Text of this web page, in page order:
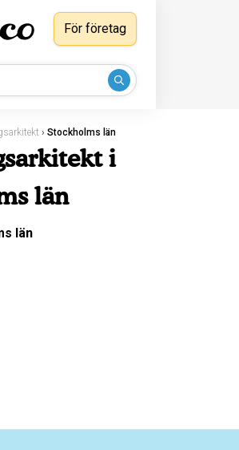
För företag
› Stockholms län
i
län
län